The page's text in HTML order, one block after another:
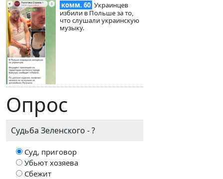
комм. 60 Украинцев
избили в Польше за то,
что слушали украинскую
музыку.
Опрос
Судьба Зеленского - ?
Суд, приговор
Убьют хозяева
Сбежит